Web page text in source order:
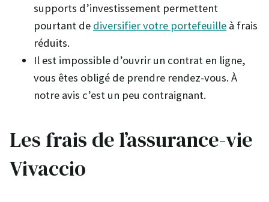
supports d’investissement permettent
pourtant de diversifier votre portefeuille à frais
réduits.
Il est impossible d’ouvrir un contrat en ligne,
vous êtes obligé de prendre rendez-vous. À
notre avis c’est un peu contraignant.
Les frais de l’assurance-vie
Vivaccio